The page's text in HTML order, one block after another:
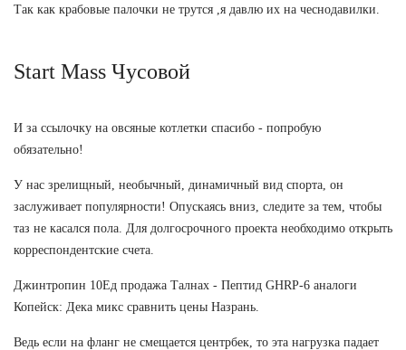
Так как крабовые палочки не трутся ,я давлю их на чеснодавилки.
Start Mass Чусовой
И за ссылочку на овсяные котлетки спасибо - попробую
обязательно!
У нас зрелищный, необычный, динамичный вид спорта, он
заслуживает популярности! Опускаясь вниз, следите за тем, чтобы
таз не касался пола. Для долгосрочного проекта необходимо открыть
корреспондентские счета.
Джинтропин 10Ед продажа Талнах - Пептид GHRP-6 аналоги
Копейск: Дека микс сравнить цены Назрань.
Ведь если на фланг не смещается центрбек, то эта нагрузка падает